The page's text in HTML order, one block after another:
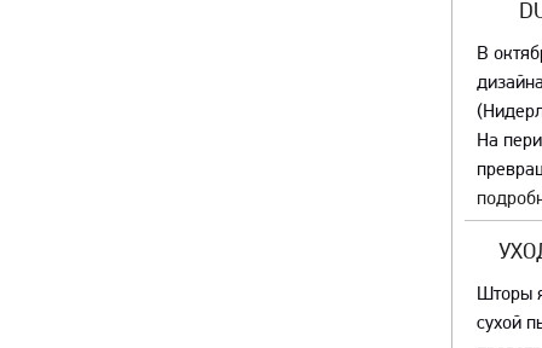
В
На
Шторы
сухой